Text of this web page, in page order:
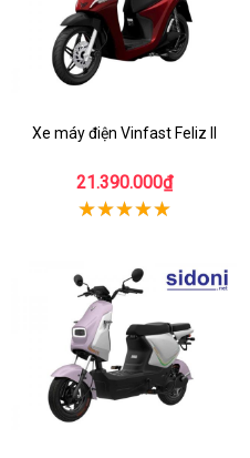
Xe máy điện Vinfast Feliz II
21.390.000₫